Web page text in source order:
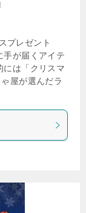
プレゼント
手が届くアイテ
には「クリスマ
屋が選んだラ